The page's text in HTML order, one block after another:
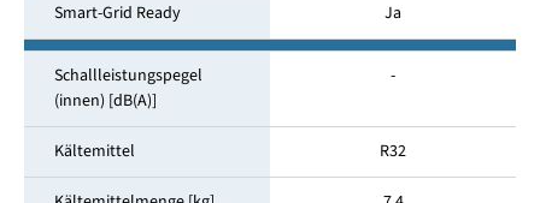
Smart-Grid Ready Ja
Schallleistungspegel
(innen) [dB(A)]
-
Kältemittel R32